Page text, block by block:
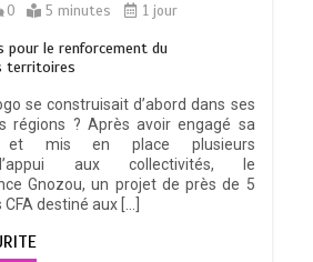
0 5 minutes 1 jour
pour le renforcement du
territoires
se construisait d’abord dans ses
régions ? Après avoir engagé sa
et mis en place plusieurs
aux collectivités, le
Gnozou, un projet de près de 5
destiné aux […]